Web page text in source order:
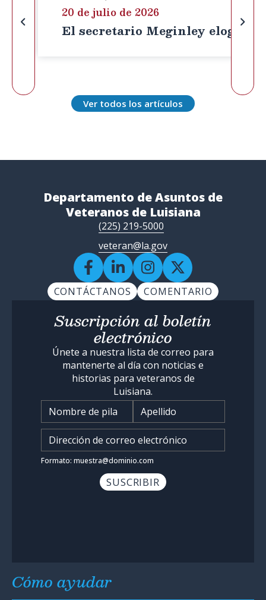
20 de julio de 2026
El secretario Meginley elogia el
Ver todos los artículos
Departamento de Asuntos de
Veteranos de Luisiana
(225) 219-5000
veteran@la.gov
CONTÁCTANOS COMENTARIO
Suscripción al boletín
electrónico
Únete a nuestra lista de correo para
mantenerte al día con noticias e
historias para veteranos de
Luisiana.
Nombre
Ingrese su dirección de
Formato: muestra@dominio.com
Cómo ayudar